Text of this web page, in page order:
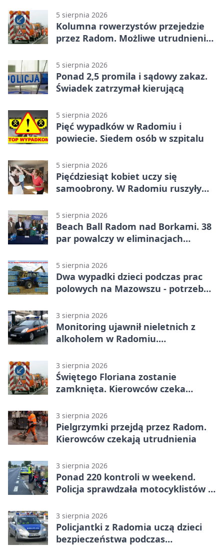
5 sierpnia 2026
Kolumna rowerzystów przejedzie
przez Radom. Możliwe utrudnienia
5 sierpnia 2026
Ponad 2,5 promila i sądowy zakaz.
Świadek zatrzymał kierującą
5 sierpnia 2026
Pięć wypadków w Radomiu i
powiecie. Siedem osób w szpitalu
5 sierpnia 2026
Pięćdziesiąt kobiet uczy się
samoobrony. W Radomiu ruszyły
5 sierpnia 2026
Beach Ball Radom nad Borkami. 38
par powalczy w eliminacjach
5 sierpnia 2026
Dwa wypadki dzieci podczas prac
polowych na Mazowszu - potrzebna
3 sierpnia 2026
Monitoring ujawnił nieletnich z
alkoholem w Radomiu.
3 sierpnia 2026
Świętego Floriana zostanie
zamknięta. Kierowców czeka
3 sierpnia 2026
Pielgrzymki przejdą przez Radom.
Kierowców czekają utrudnienia
3 sierpnia 2026
Ponad 220 kontroli w weekend.
Policja sprawdzała motocyklistów w
3 sierpnia 2026
Policjantki z Radomia uczą dzieci
bezpieczeństwa podczas